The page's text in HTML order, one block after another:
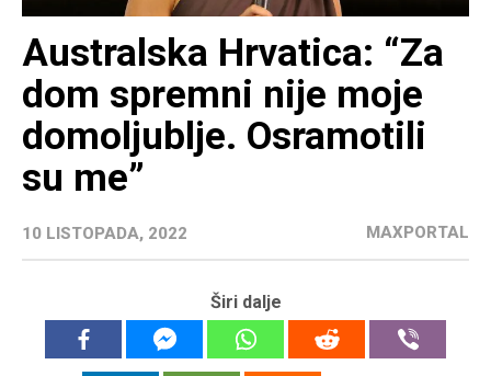
Australska Hrvatica: “Za
dom spremni nije moje
domoljublje. Osramotili
su me”
10 LISTOPADA, 2022 MAXPORTAL
Širi dalje